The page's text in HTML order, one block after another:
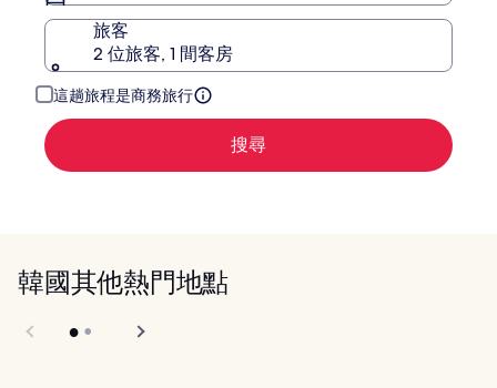
旅客
2 位旅客, 1 間客房
這趟旅程是商務旅行
搜尋
韓國其他熱門地點